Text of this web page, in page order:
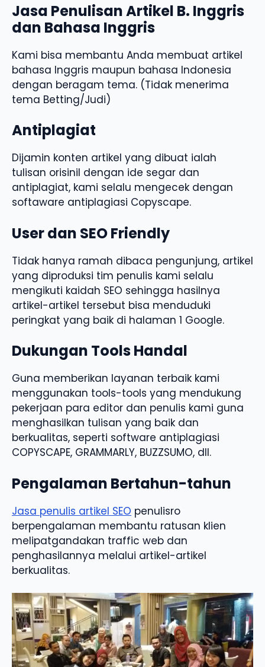
Jasa Penulisan Artikel B. Inggris
dan Bahasa Inggris
Kami bisa membantu Anda membuat artikel
bahasa Inggris maupun bahasa Indonesia
dengan beragam tema. (Tidak menerima
tema Betting/Judi)
Antiplagiat
Dijamin konten artikel yang dibuat ialah
tulisan orisinil dengan ide segar dan
antiplagiat, kami selalu mengecek dengan
softaware antiplagiasi Copyscape.
User dan SEO Friendly
Tidak hanya ramah dibaca pengunjung, artikel
yang diproduksi tim penulis kami selalu
mengikuti kaidah SEO sehingga hasilnya
artikel-artikel tersebut bisa menduduki
peringkat yang baik di halaman 1 Google.
Dukungan Tools Handal
Guna memberikan layanan terbaik kami
menggunakan tools-tools yang mendukung
pekerjaan para editor dan penulis kami guna
menghasilkan tulisan yang baik dan
berkualitas, seperti software antiplagiasi
COPYSCAPE, GRAMMARLY, BUZZSUMO, dll.
Pengalaman Bertahun-tahun
Jasa penulis artikel SEO penulisro
berpengalaman membantu ratusan klien
melipatgandakan traffic web dan
penghasilannya melalui artikel-artikel
berkualitas.